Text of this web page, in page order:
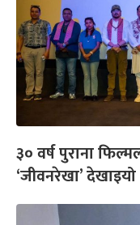
३० वर्ष पुराना
‘जीवनरेखा’ देखाइयो